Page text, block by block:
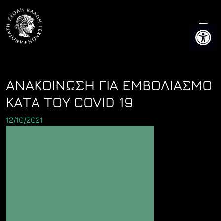
content
ΑΝΑΚΟΙΝΩΣΗ ΓΙΑ ΕΜΒΟΛΙΑΣΜΟ
ΚΑΤΑ ΤΟΥ COVID 19
12/10/2021